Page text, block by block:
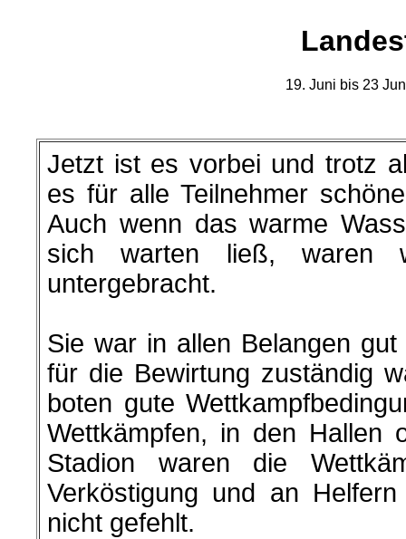
19. Juni bis 23
Jetzt ist es vorbei und trotz
es für alle Teilnehmer
Auch wenn das warme
sich warten ließ, waren
untergebracht.
Sie war in allen Belangen
für die Bewirtung zuständig
boten gute
Wettkämpfen, in den Hallen
Stadion waren die
Verköstigung und an
nicht gefehlt.